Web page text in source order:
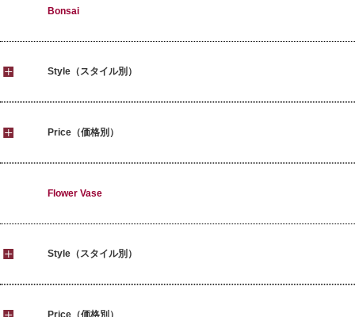
Bonsai
Style（スタイル別）
Price（価格別）
Flower Vase
Style（スタイル別）
Price（価格別）